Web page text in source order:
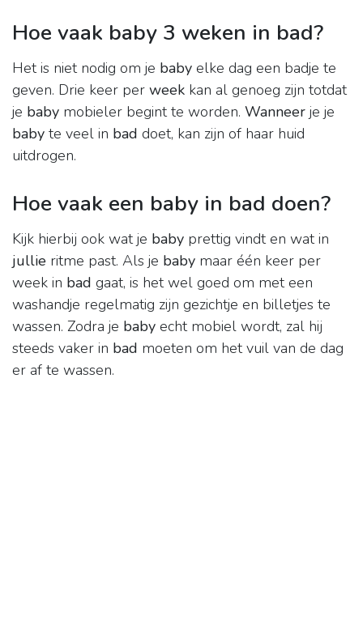
Hoe vaak baby 3 weken in bad?
Het is niet nodig om je baby elke dag een badje te
geven. Drie keer per week kan al genoeg zijn totdat
je baby mobieler begint te worden. Wanneer je je
baby te veel in bad doet, kan zijn of haar huid
uitdrogen.
Hoe vaak een baby in bad doen?
Kijk hierbij ook wat je baby prettig vindt en wat in
jullie ritme past. Als je baby maar één keer per
week in bad gaat, is het wel goed om met een
washandje regelmatig zijn gezichtje en billetjes te
wassen. Zodra je baby echt mobiel wordt, zal hij
steeds vaker in bad moeten om het vuil van de dag
er af te wassen.